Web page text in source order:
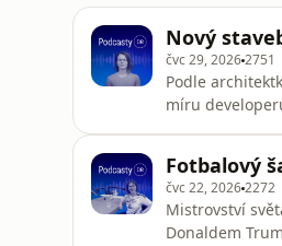
Nový
čvc 29, 20262751
Podle
míru
Fotbalový
čvc 22, 20262272
Mistrovství
Donaldem